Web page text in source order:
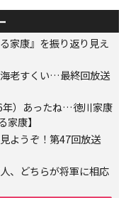
家康』を振り返り見え
海老すくい…最終回放送
年）あったね…徳川家康
康】
ようぞ！第47回放送
、どちらが将軍に相応